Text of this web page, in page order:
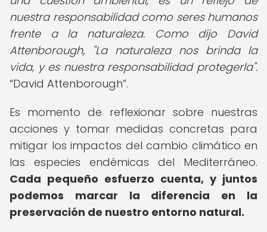
nuestra responsabilidad como seres humanos
frente a la naturaleza. Como dijo David
Attenborough, "La naturaleza nos brinda la
vida, y es nuestra responsabilidad protegerla".
David Attenborough .
Es momento de reflexionar sobre nuestras
acciones y tomar medidas concretas para
mitigar los impactos del cambio climático en
las especies endémicas del Mediterráneo.
Cada pequeño esfuerzo cuenta, y juntos
podemos marcar la diferencia en la
preservación de nuestro entorno natural.